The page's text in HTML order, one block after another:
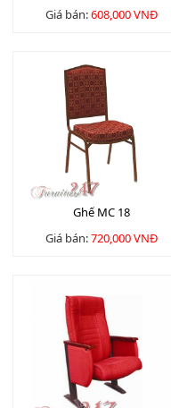
Giá bán:608,000 VNĐ
Ghế MC 18
Giá bán:720,000 VNĐ